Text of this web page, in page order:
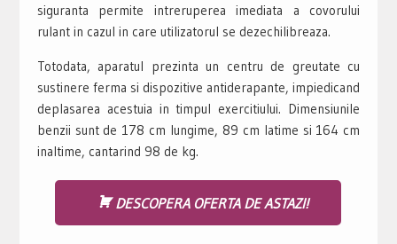
siguranta permite intreruperea imediata a covorului
rulant in cazul in care utilizatorul se dezechilibreaza.
Totodata, aparatul prezinta un centru de greutate cu
sustinere ferma si dispozitive antiderapante, impiedicand
deplasarea acestuia in timpul exercitiului. Dimensiunile
benzii sunt de 178 cm lungime, 89 cm latime si 164 cm
inaltime, cantarind 98 de kg.
DESCOPERA OFERTA DE ASTAZI!